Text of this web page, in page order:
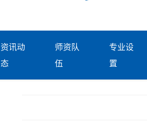
资讯动
态
师资队
伍
专业设
置